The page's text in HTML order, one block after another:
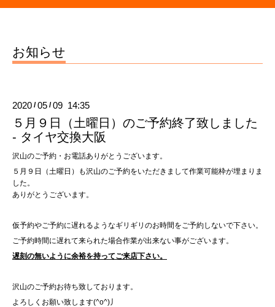
お知らせ
2020 /05 /09 14:35
５月９日（土曜日）のご予約終了致しました
- タイヤ交換大阪
沢山のご予約・お電話ありがとうございます。
５月９日（土曜日）も沢山のご予約をいただきまして作業可能枠が埋まりま
した。
ありがとうございます。
仮予約やご予約に遅れるようなギリギリのお時間をご予約しないで下さい。
ご予約時間に遅れて来られた場合作業が出来ない事がございます。
遅刻の無いように余裕を持ってご来店下さい。
沢山のご予約お待ち致しております。
よろしくお願い致します(^o^)丿